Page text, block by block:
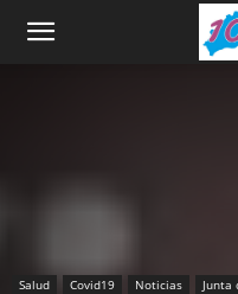
Salud Covid19 Noticias Junta